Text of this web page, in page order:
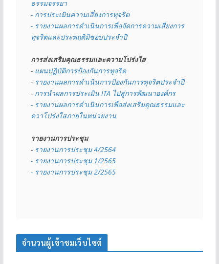
ธรรมจรรยา
- การประเมินความเสี่ยงการทุจริต
- รายงานผลการดำเนินการเพื่อจัดการความเสี่ยงการ
ทุจริตและประพฤติมิชอบประจำปี
การส่งเสริมคุณธรรมและความโปร่งใส
- แผนปฏิบัติการป้องกันการทุจริต
- รายงานผลการดำเนินการป้องกันการทุจริตประจำปี
- การนำผลการประเมิน ITA ไปสู่การพัฒนาองค์กร
- รายงานผลการดำเนินการเพื่อส่งเสริมคุณธรรมและ
ควาโปร่งใสภายในหน่วยงาน
รายงานการประชุม
- รายงานการประชุม 4/2564
- รายงานการประชุม 1/2565
- รายงานการประชุม 2/2565
จำนวนผู้เข้าชมเว็บไซต์